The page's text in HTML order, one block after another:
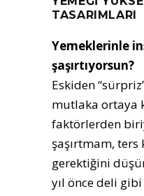
TASARIMLARI
Yemeklerinle
şaşırtıyorsun?
Eskiden
mutlaka ortaya
faktörlerden
şaşırtmam,
gerektiğini
yıl önce deli